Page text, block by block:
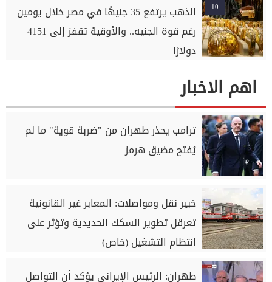
10
الذهب يرتفع 35 جنيهًا في مصر خلال يومين
رغم قوة الجنيه.. والأوقية تقفز إلى 4151
دولارًا
اهم الاخبار
ترامب يحذر طهران من "ضربة قوية" ما لم
يُفتح مضيق هرمز
خبير نقل ومواصلات: المعابر غير القانونية
تعرقل تطوير السكك الحديدية وتؤثر على
انتظام التشغيل (خاص)
طهران: الرئيس الإيراني يؤكد أن التواصل